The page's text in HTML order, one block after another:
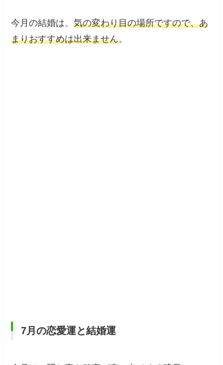
今月の結婚は、気の変わり目の場所ですので、あ
まりおすすめは出来ません。
7月の恋愛運と結婚運